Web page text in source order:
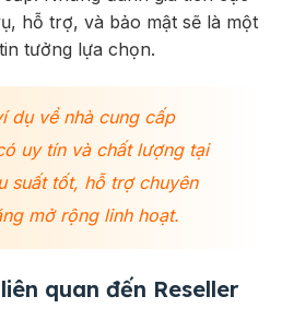
hỗ trợ, và bảo mật sẽ là một
tưởng lựa chọn.
dụ về nhà cung cấp
uy tín và chất lượng tại
suất tốt, hỗ trợ chuyên
mở rộng linh hoạt.
quan đến Reseller